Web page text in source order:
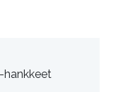
hankkeet